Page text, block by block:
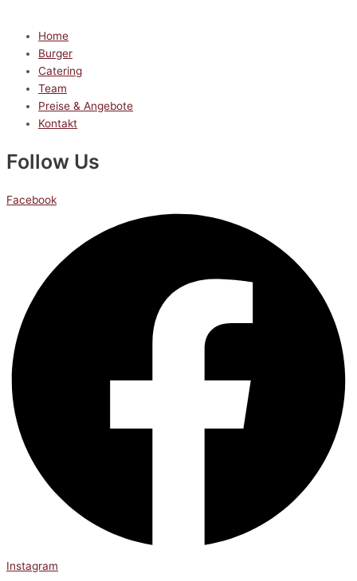
Home
Burger
Catering
Team
Preise & Angebote
Kontakt
Follow Us
Facebook
Instagram